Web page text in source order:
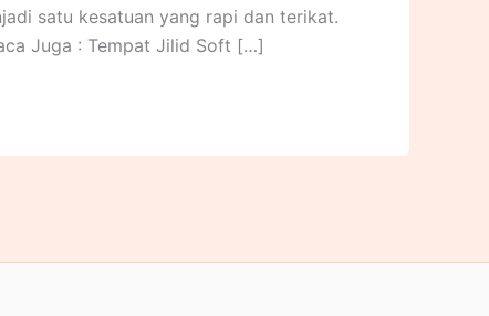
satu kesatuan yang rapi dan terikat.
Juga : Tempat Jilid Soft […]